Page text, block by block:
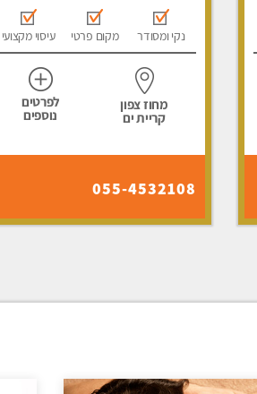
נקי ומסודר מקום פרטי עיסוי מקצועי
מחוז צפון
קריית ים
לפרטים
נוספים
055-4532108